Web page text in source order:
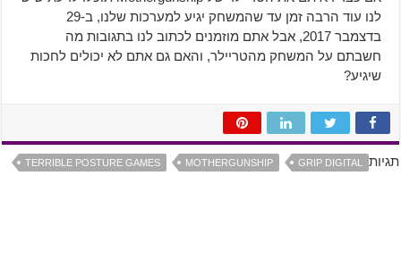
לנו עוד הרבה זמן עד שהמשחק יגיע למערכות שלנו, ב-29
בדצמבר 2017, אבל אתם מוזמנים לכתוב לנו בתגובות מה
חשבתם על המשחק מהטריילר, והאם גם אתם לא יכולים לחכות
שיגיע?
תגיות GRIP DIGITAL
MOTHERGUNSHIP
TERRIBLE POSTURE GAMES